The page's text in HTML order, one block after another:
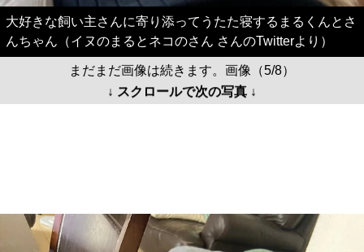
大好きな飼い主さんに寄り添ってうたた寝するまるくんとさ
んちゃん（イヌのまるとネコのさん さんのTwitterより）
まだまだ画像は続きます。画像（5/8）
↓ スクロールで次の写真 ↓